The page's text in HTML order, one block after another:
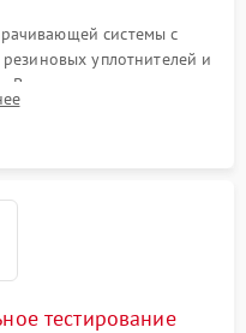
системы с
уплотнителей и
Вакуумирование корпуса
или аргоном для
тестирование